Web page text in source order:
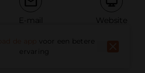
E-mail Website
melden
voor een betere
ervaring